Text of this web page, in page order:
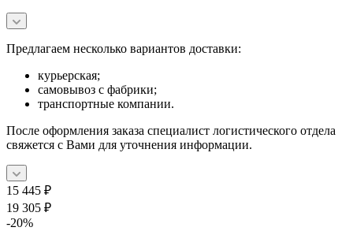
Предлагаем несколько вариантов доставки:
курьерская;
самовывоз с фабрики;
транспортные компании.
После оформления заказа специалист логистического отдела
свяжется с Вами для уточнения информации.
15 445 ₽
19 305 ₽
-20%